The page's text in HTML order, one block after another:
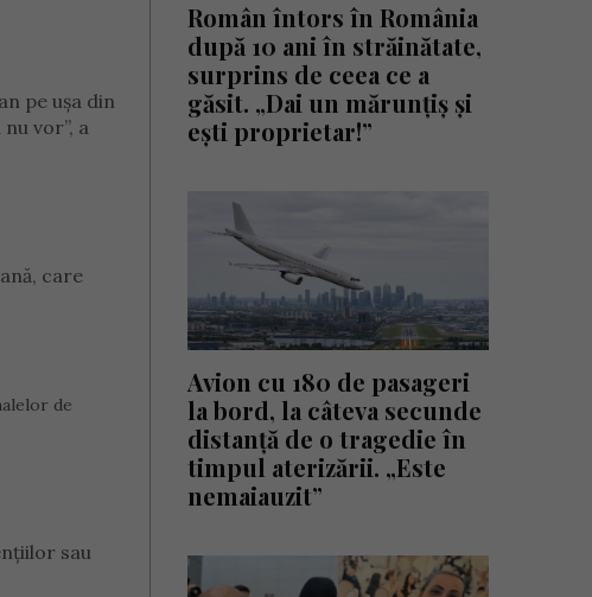
pe ușa din
vor”, a
care
de
sau
Român întors în România
după 10 ani în străinătate,
surprins de ceea ce a
găsit. „Dai un mărunțiș și
ești proprietar!”
Avion cu 180 de pasageri
la bord, la câteva secunde
distanță de o tragedie în
timpul aterizării. „Este
nemaiauzit”